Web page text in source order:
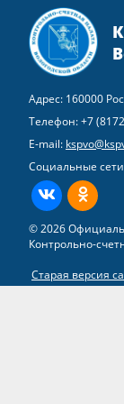
Адрес: 160000
Телефон:+7
E-mail:
Социальные
ВКонтакте
© 2026
Контрольно-
Старая версия